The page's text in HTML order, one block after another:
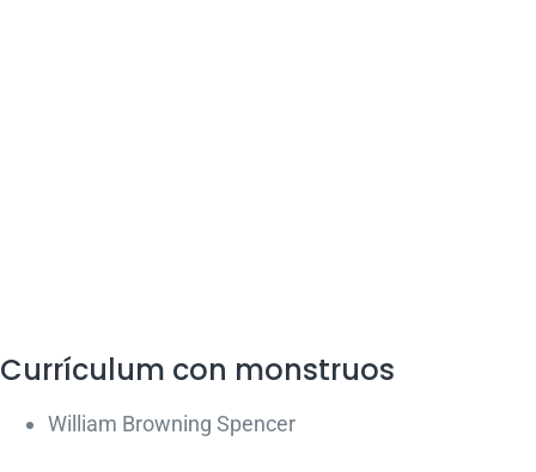
Currículum con monstruos
William Browning Spencer